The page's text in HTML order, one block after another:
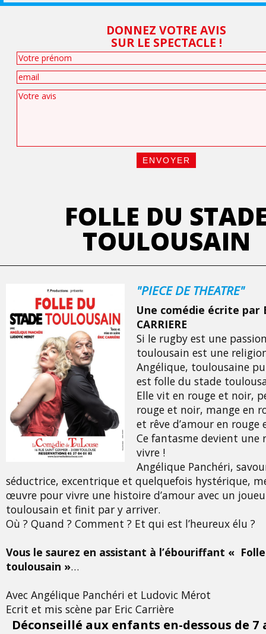
DONNEZ VOTRE AVIS
SUR LE SPECTACLE !
FOLLE DU
TOULOUSAIN
"PIECE DE THEATRE"
Une comédie écrite par
CARRIERE
Si le rugby est une
toulousain est une
Angélique, toulousaine
est folle du stade
Elle vit en rouge et noir,
rouge et noir, mange en
et rêve d’amour en rouge
Ce fantasme devient une
vivre !
Angélique Panchéri,
séductrice, excentrique et quelquefois hystérique,
œuvre pour vivre une histoire d’amour avec un
toulousain et finit par y arriver.
Où ? Quand ? Comment ? Et qui est l’heureux élu ?
Vous le saurez en assistant à l’ébouriffant «
toulousain »…
Avec Angélique Panchéri et Ludovic Mérot
Ecrit et mis scène par Eric Carrière
Déconseillé aux enfants en-dessous de 7